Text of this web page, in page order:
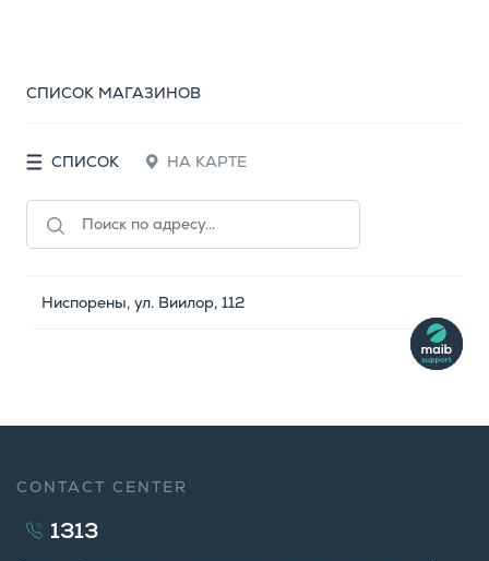
СПИСОК МАГАЗИНОВ
СПИСОК НА КАРТЕ
Ниспорены, ул. Виилор, 112
CONTACT CENTER
1313